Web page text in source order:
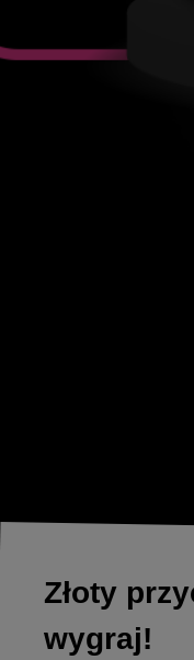
Złoty
wygraj!